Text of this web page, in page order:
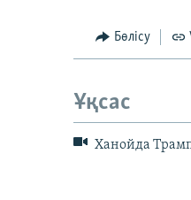
Бөлісу
Ұқсас
Ханойда